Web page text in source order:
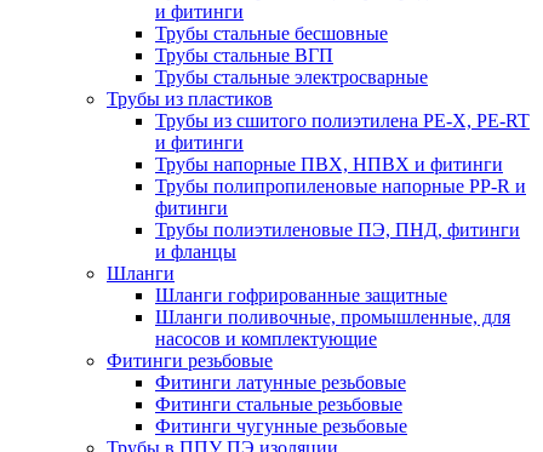
и фитинги
Трубы стальные бесшовные
Трубы стальные ВГП
Трубы стальные электросварные
Трубы из пластиков
Трубы из сшитого полиэтилена PE-X, PE-RT
и фитинги
Трубы напорные ПВХ, НПВХ и фитинги
Трубы полипропиленовые напорные PP-R и
фитинги
Трубы полиэтиленовые ПЭ, ПНД, фитинги
и фланцы
Шланги
Шланги гофрированные защитные
Шланги поливочные, промышленные, для
насосов и комплектующие
Фитинги резьбовые
Фитинги латунные резьбовые
Фитинги стальные резьбовые
Фитинги чугунные резьбовые
Трубы в ППУ ПЭ изоляции